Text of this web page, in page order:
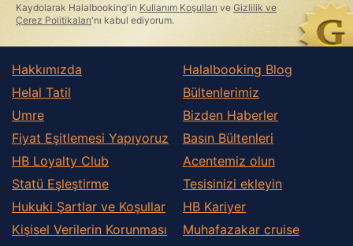
Kaydolarak Halalbooking'in Kullanım Koşulları ve Gizlilik ve
Çerez Politikaları'nı kabul ediyorum.
Hakkımızda
Helal Tatil
Umre
Fiyat Eşitlemesi Yapıyoruz
HB Loyalty Club
Statü Eşleştirme
Hukuki Şartlar ve Koşullar
Kişisel Verilerin Korunması
Halalbooking Blog
Bültenlerimiz
Bizden Haberler
Basın Bültenleri
Acentemiz olun
Tesisinizi ekleyin
HB Kariyer
Muhafazakar сruise